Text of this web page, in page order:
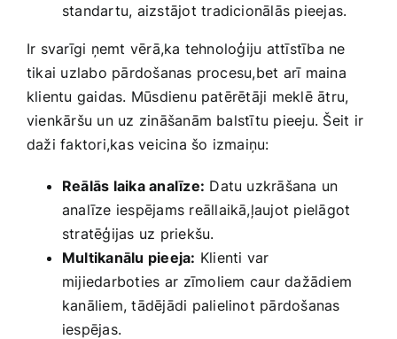
standartu, aizstājot tradicionālās pieejas.
Ir svarīgi ņemt vērā,ka tehnoloģiju attīstība ne
tikai uzlabo pārdošanas procesu,bet arī maina
klientu gaidas. Mūsdienu patērētāji meklē ātru,
vienkāršu un uz zināšanām balstītu pieeju. Šeit ir‍
daži faktori,kas veicina šo izmaiņu:
Reālās​ laika analīze: Datu uzkrāšana un
analīze iespējams reāllaikā,ļaujot pielāgot
stratēģijas uz priekšu.
Multikanālu pieeja: Klienti var
mijiedarboties⁣ ar zīmoliem ⁤caur dažādiem
kanāliem, tādējādi palielinot pārdošanas
‌iespējas.